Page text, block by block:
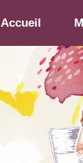
Accueil